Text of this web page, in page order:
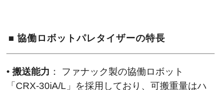
■ 協働ロボットパレタイザーの特長
• 搬送能力 ： ファナック製の協働ロボット
「CRX-30iA/L」を採用しており、可搬重量はハ